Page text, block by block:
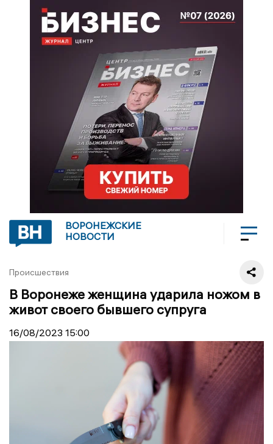
ВОРОНЕЖСКИЕ
НОВОСТИ
Происшествия
В Воронеже женщина ударила ножом в
живот своего бывшего супруга
16/08/2023 15:00